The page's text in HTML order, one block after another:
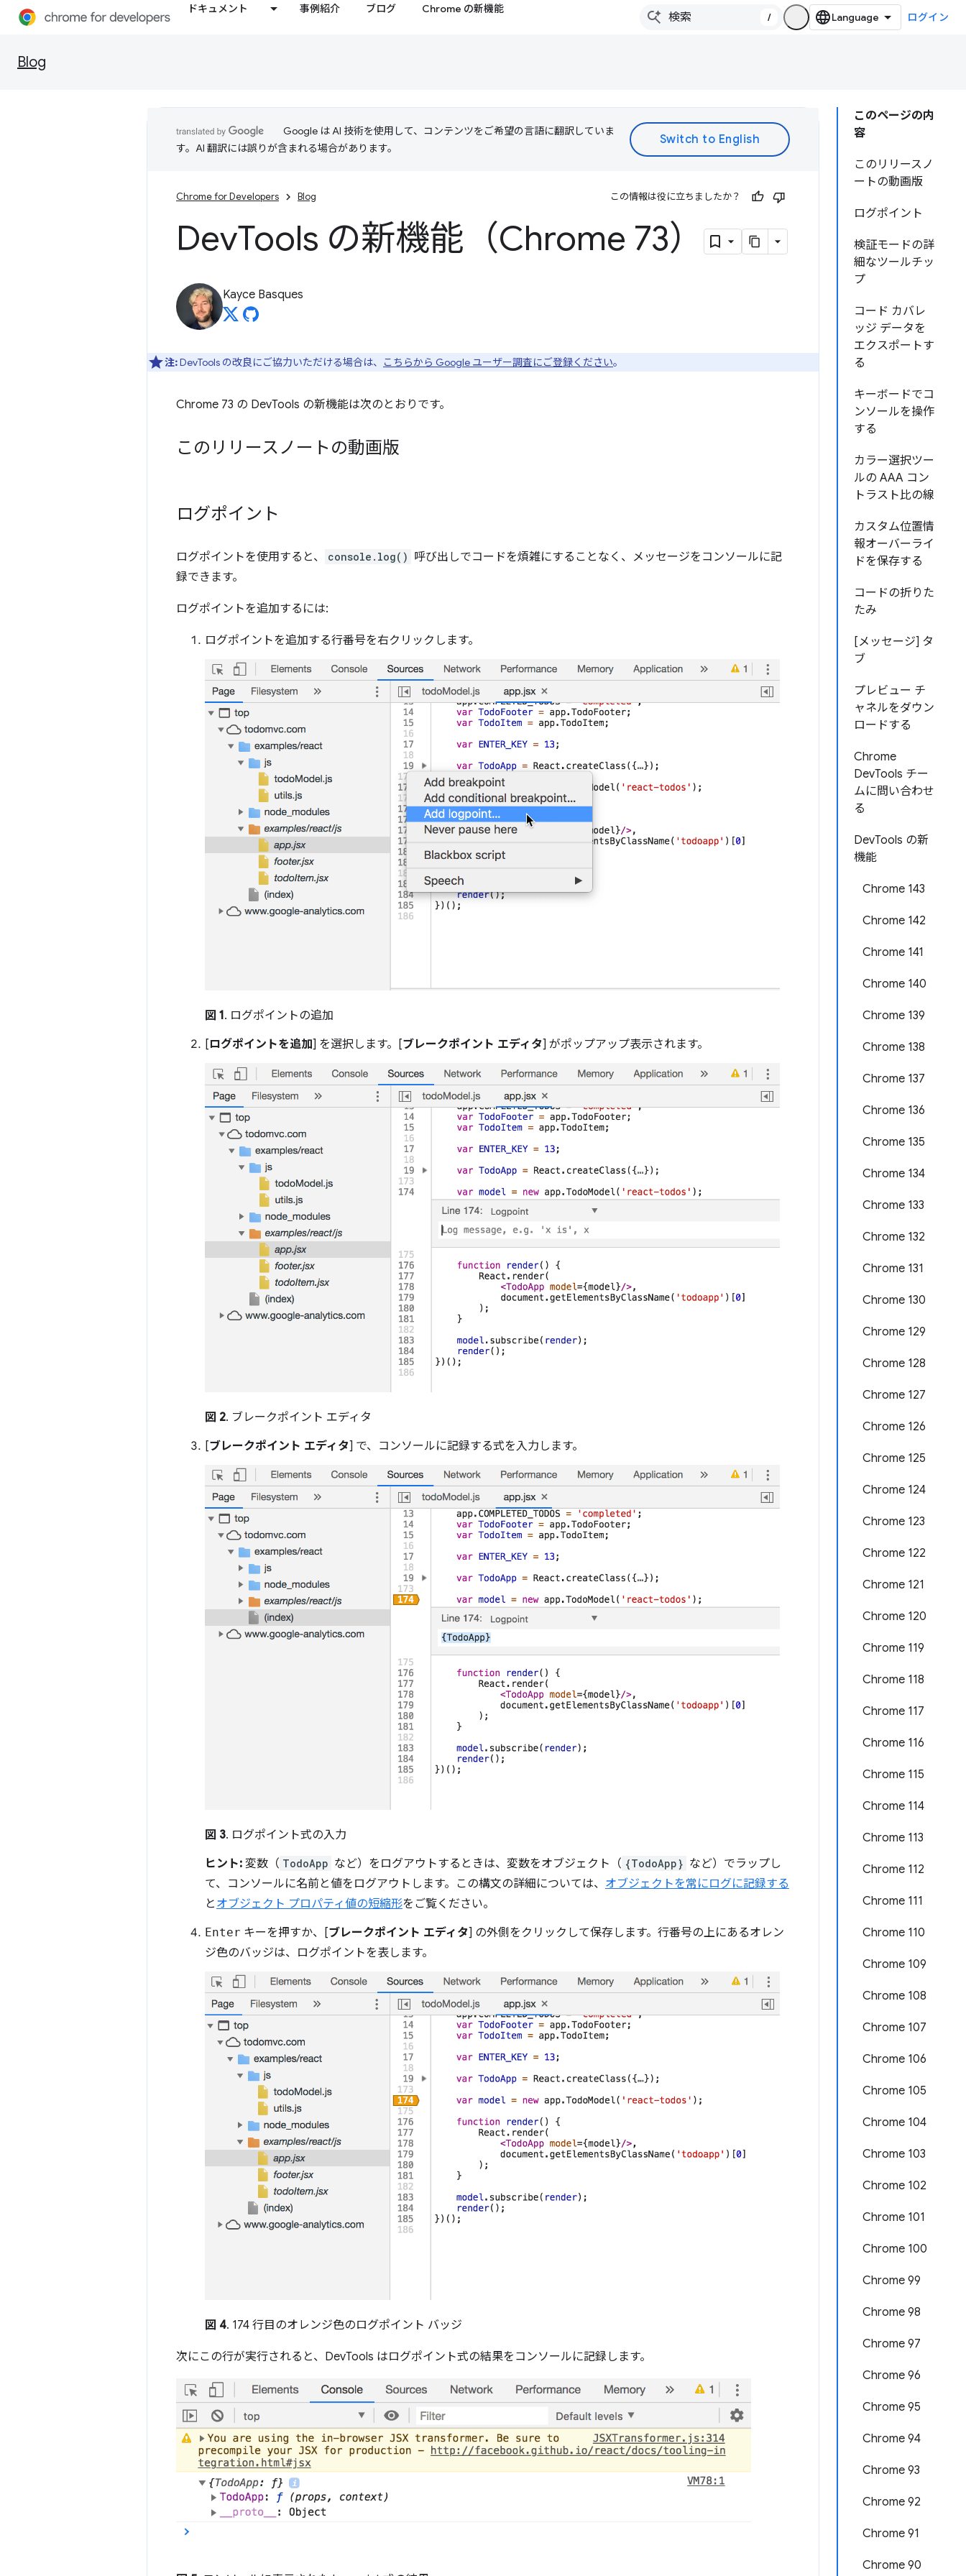
ドキュメント 事例紹介 ブログ Chrome の新機能
/ ログイン
Blog
このページの内
容
このリリースノ
ートの動画版
ログポイント
検証モードの詳
細なツールチッ
プ
コード カバレ
ッジ データを
エクスポートす
る
キーボードでコ
ンソールを操作
する
カラー選択ツー
ルの AAA コン
トラスト比の線
カスタム位置情
報オーバーライ
ドを保存する
コードの折りた
たみ
[メッセージ] タ
ブ
プレビュー チ
ャネルをダウン
ロードする
Chrome
DevTools チー
ムに問い合わせ
る
DevTools の新
機能
Chrome 143
Chrome 142
Chrome 141
Chrome 140
Chrome 139
Chrome 138
Chrome 137
Chrome 136
Chrome 135
Chrome 134
Chrome 133
Chrome 132
Chrome 131
Chrome 130
Chrome 129
Chrome 128
Chrome 127
Chrome 126
Chrome 125
Chrome 124
Chrome 123
Chrome 122
Chrome 121
Chrome 120
Chrome 119
Chrome 118
Chrome 117
Chrome 116
Chrome 115
Chrome 114
Chrome 113
Chrome 112
Chrome 111
Chrome 110
Chrome 109
Chrome 108
Chrome 107
Chrome 106
Chrome 105
Chrome 104
Chrome 103
Chrome 102
Chrome 101
Chrome 100
Chrome 99
Chrome 98
Chrome 97
Chrome 96
Chrome 95
Chrome 94
Chrome 93
Chrome 92
Chrome 91
Chrome 90
Google は AI 技術を使用して、コンテンツをご希望の言語に翻訳していま
す。AI 翻訳には誤りが含まれる場合があります。
Chrome for Developers Blog この情報は役に立ちましたか？
DevTools の新機能（Chrome 73）
Kayce Basques
注:DevTools の改良にご協力いただける場合は、 こちらから Google ユーザー調査にご登録ください。
Chrome 73 の DevTools の新機能は次のとおりです。
このリリースノートの動画版
ログポイント
ログポイントを使用すると、 console.log() 呼び出しでコードを煩雑にすることなく、メッセージをコンソールに記
録できます。
ログポイントを追加するには:
ログポイントを追加する行番号を右クリックします。
図 1. ログポイントの追加
[ログポイントを追加] を選択します。[ブレークポイント エディタ] がポップアップ表示されます。
図 2. ブレークポイント エディタ
[ブレークポイント エディタ] で、コンソールに記録する式を入力します。
図 3. ログポイント式の入力
ヒント: 変数（ TodoApp など）をログアウトするときは、変数をオブジェクト（ {TodoApp} など）でラップし
て、コンソールに名前と値をログアウトします。この構文の詳細については、 オブジェクトを常にログに記録する
と オブジェクト プロパティ値の短縮形をご覧ください。
Enter キーを押すか、[ブレークポイント エディタ] の外側をクリックして保存します。行番号の上にあるオレン
ジ色のバッジは、ログポイントを表します。
図 4. 174 行目のオレンジ色のログポイント バッジ
次にこの行が実行されると、DevTools はログポイント式の結果をコンソールに記録します。